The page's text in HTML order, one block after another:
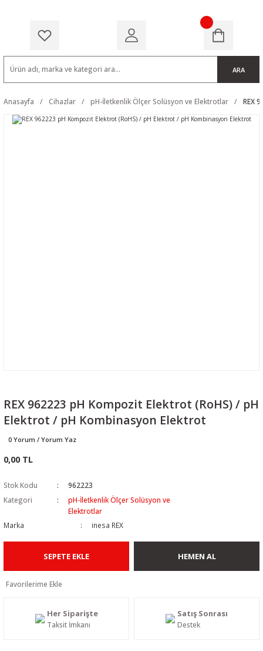
ARA
Anasayfa Cihazlar pH-İletkenlik Ölçer Solüsyon ve Elektrotlar REX
REX 962223 pH Kompozit Elektrot (RoHS) / pH
Elektrot / pH Kombinasyon Elektrot
0 Yorum / Yorum Yaz
0,00 TL
Stok Kodu
962223
Kategori
pH-İletkenlik Ölçer Solüsyon ve
Elektrotlar
Marka
inesa REX
SEPETE EKLE HEMEN AL
Her Siparişte
Taksit İmkanı
Satış Sonrası
Destek